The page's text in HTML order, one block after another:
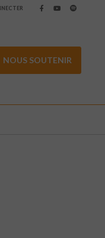
NOUS SOUTENIR